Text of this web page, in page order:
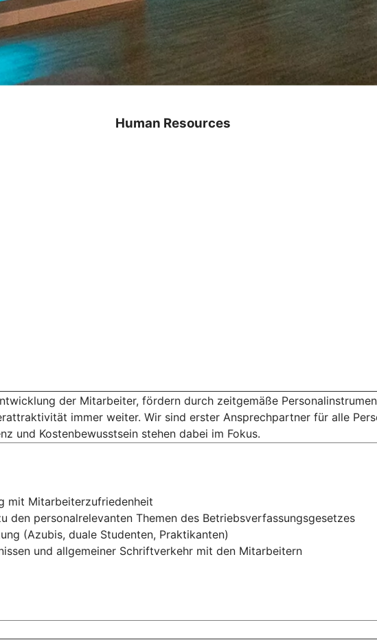
Human Resources
der Mitarbeiter, fördern durch zeitgemäße
immer weiter. Wir sind erster Ansprechpartner für alle
und Kostenbewusstsein stehen dabei im Fokus.
mit Mitarbeiterzufriedenheit
den personalrelevanten Themen des Betriebsverfassungsgesetzes
(Azubis, duale Studenten, Praktikanten)
und allgemeiner Schriftverkehr mit den Mitarbeitern